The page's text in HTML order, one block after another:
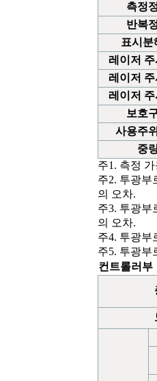
측정
반복
표시분
레이저
레이저
레이저 주
보호
사용주
중
주1. 측정
주2. 투광부
의 오차.
주3. 투광부
의 오차.
주4. 투광부
주5. 투광부
컨트롤러부